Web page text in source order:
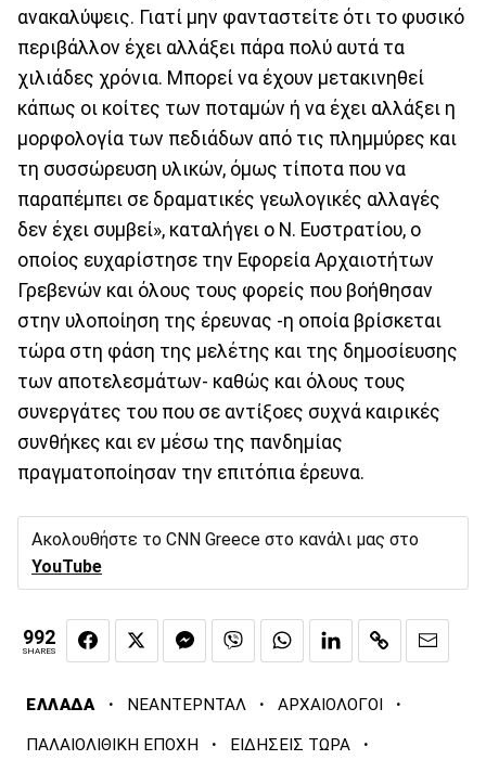
ανακαλύψεις. Γιατί μην φανταστείτε ότι το φυσικό
περιβάλλον έχει αλλάξει πάρα πολύ αυτά τα
χιλιάδες χρόνια. Μπορεί να έχουν μετακινηθεί
κάπως οι κοίτες των ποταμών ή να έχει αλλάξει η
μορφολογία των πεδιάδων από τις πλημμύρες και
τη συσσώρευση υλικών, όμως τίποτα που να
παραπέμπει σε δραματικές γεωλογικές αλλαγές
δεν έχει συμβεί», καταλήγει ο Ν. Ευστρατίου, ο
οποίος ευχαρίστησε την Εφορεία Αρχαιοτήτων
Γρεβενών και όλους τους φορείς που βοήθησαν
στην υλοποίηση της έρευνας -η οποία βρίσκεται
τώρα στη φάση της μελέτης και της δημοσίευσης
των αποτελεσμάτων- καθώς και όλους τους
συνεργάτες του που σε αντίξοες συχνά καιρικές
συνθήκες και εν μέσω της πανδημίας
πραγματοποίησαν την επιτόπια έρευνα.
Ακολουθήστε το CNN Greece στο κανάλι μας στο
YouTube
992
SHARES
ΕΛΛΑΔΑ · ΝΕΑΝΤΕΡΝΤΑΛ · ΑΡΧΑΙΟΛΟΓΟΙ ·
ΠΑΛΑΙΟΛΙΘΙΚΗ ΕΠΟΧΗ · ΕΙΔΗΣΕΙΣ ΤΩΡΑ ·